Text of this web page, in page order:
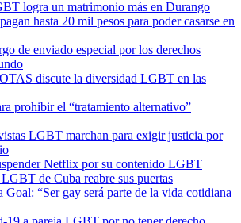
logra un matrimonio más en Durango
hasta 20 mil pesos para poder casarse en
de enviado especial por los derechos
discute la diversidad LGBT en las
prohibir el “tratamiento alternativo”
LGBT marchan para exigir justicia por
Netflix por su contenido LGBT
de Cuba reabre sus puertas
Goal: “Ser gay será parte de la vida cotidiana